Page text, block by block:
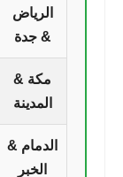
الرياض
& جدة
مكة &
المدينة
الدمام &
الخبر